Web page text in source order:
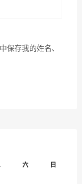
保存我的姓名、
六 日